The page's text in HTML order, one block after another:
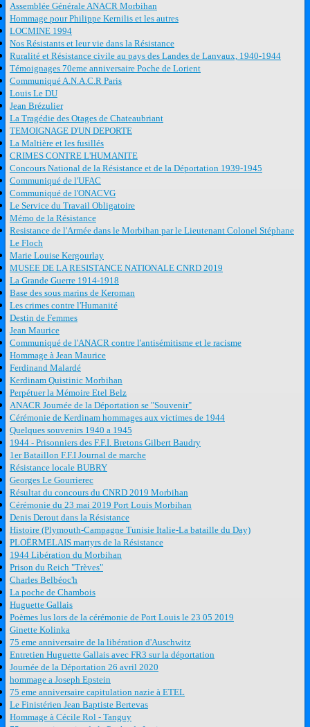
Assemblée Générale ANACR Morbihan
Hommage pour Philippe Kernilis et les autres
LOCMINE 1994
Nos Résistants et leur vie dans la Résistance
Ruralité et Résistance civile au pays des Landes de Lanvaux, 1940-1944
Témoignages 70eme anniversaire Poche de Lorient
Communiqué A.N.A.C.R Paris
Louis Le DU
Jean Brézulier
La Tragédie des Otages de Chateaubriant
TEMOIGNAGE D'UN DEPORTE
La Maltière et les fusillés
CRIMES CONTRE L'HUMANITE
Concours National de la Résistance et de la Déportation 1939-1945
Communiqué de l'UFAC
Communiqué de l'ONACVG
Le Service du Travail Obligatoire
Mémo de la Résistance
Resistance de l'Armée dans le Morbihan par le Lieutenant Colonel Stéphane
Le Floch
Marie Louise Kergourlay
MUSEE DE LA RESISTANCE NATIONALE CNRD 2019
La Grande Guerre 1914-1918
Base des sous marins de Keroman
Les crimes contre l'Humanité
Destin de Femmes
Jean Maurice
Communiqué de l'ANACR contre l'antisémitisme et le racisme
Hommage à Jean Maurice
Ferdinand Malardé
Kerdinam Quistinic Morbihan
Perpétuer la Mémoire Etel Belz
ANACR Journée de la Déportation se "Souvenir"
Cérémonie de Kerdinam hommages aux victimes de 1944
Quelques souvenirs 1940 a 1945
1944 - Prisonniers des F.F.I. Bretons Gilbert Baudry
1er Bataillon F.F.I Journal de marche
Résistance locale BUBRY
Georges Le Gourrierec
Résultat du concours du CNRD 2019 Morbihan
Cérémonie du 23 mai 2019 Port Louis Morbihan
Denis Derout dans la Résistance
Histoire (Plymouth-Campagne Tunisie Italie-La bataille du Day)
PLOËRMELAIS martyrs de la Résistance
1944 Libération du Morbihan
Prison du Reich "Trèves"
Charles Belbéoc'h
La poche de Chambois
Huguette Gallais
Poèmes lus lors de la cérémonie de Port Louis le 23 05 2019
Ginette Kolinka
75 eme anniversaire de la libération d'Auschwitz
Entretien Huguette Gallais avec FR3 sur la déportation
Journée de la Déportation 26 avril 2020
hommage a Joseph Epstein
75 eme anniversaire capitulation nazie à ETEL
Le Finistérien Jean Baptiste Bertevas
Hommage à Cécile Rol - Tanguy